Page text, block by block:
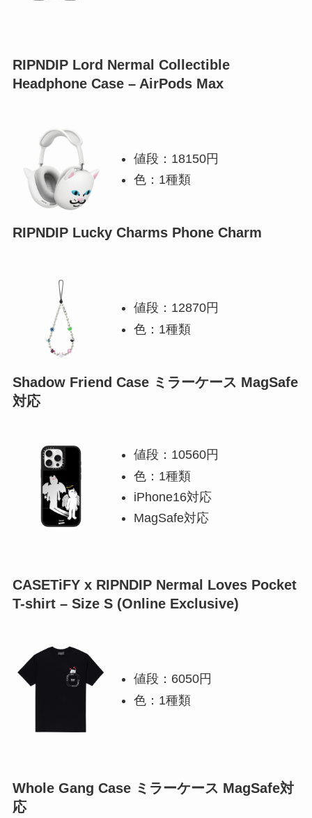
RIPNDIP Lord Nermal Collectible
Headphone Case – AirPods Max
値段：18150円
色：1種類
RIPNDIP Lucky Charms Phone Charm
値段：12870円
色：1種類
Shadow Friend Case ミラーケース MagSafe
対応
値段：10560円
色：1種類
iPhone16対応
MagSafe対応
CASETiFY x RIPNDIP Nermal Loves Pocket
T-shirt – Size S (Online Exclusive)
値段：6050円
色：1種類
Whole Gang Case ミラーケース MagSafe対
応